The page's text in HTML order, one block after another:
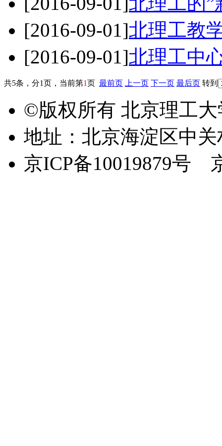
[2016-09-01]北理工教
[2016-09-01]北理工中
共5条，分1页，当前第1页 最前页 上一页 下一页 最后页 转到
©版权所有 北京理工
地址：北京海淀区中
京ICP备10019879号